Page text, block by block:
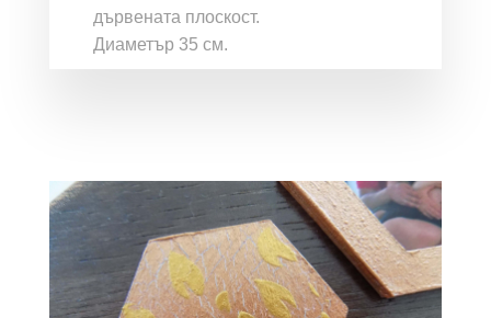
дървената плоскост.
Диаметър 35 см.